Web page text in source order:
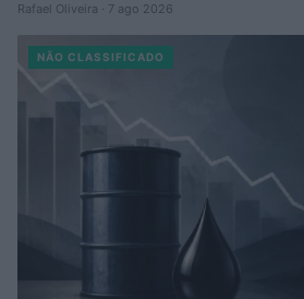
Rafael Oliveira · 7 ago 2026
NÃO CLASSIFICADO